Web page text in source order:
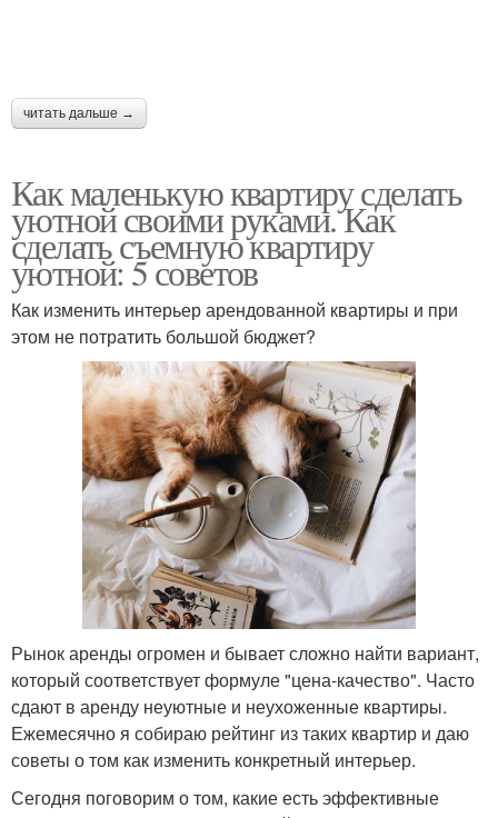
читать дальше →
Как маленькую квартиру сделать
уютной своими руками. Как
сделать съемную квартиру
уютной: 5 советов
Как изменить интерьер арендованной квартиры и при
этом не потратить большой бюджет?
Рынок аренды огромен и бывает сложно найти вариант,
который соответствует формуле "цена-качество". Часто
сдают в аренду неуютные и неухоженные квартиры.
Ежемесячно я собираю рейтинг из таких квартир и даю
советы о том как изменить конкретный интерьер.
Сегодня поговорим о том, какие есть эффективные